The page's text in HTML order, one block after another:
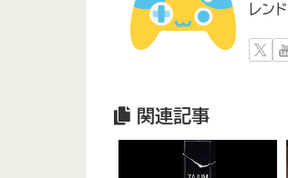
レン
関連記事